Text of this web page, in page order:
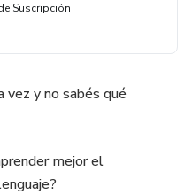
Suscripción
vez y no sabés qué
mejor el